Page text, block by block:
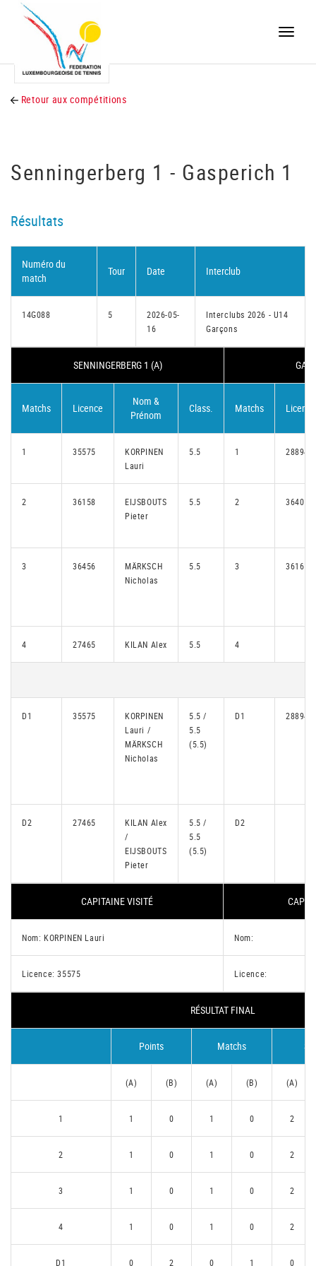
Toggle
Retour aux compétitions
Senningerberg 1 - Gasperich 1
Résultats
Numéro du
match
Tour Date Interclub
14G088 5
2026-05-
16
Interclubs 2026 - U14
Garçons
SENNINGERBERG 1 (A)
Matchs Licence
Nom &
Prénom
Class. Matchs Licence
1 35575
KORPINEN
Lauri
5.5 1 28894
2 36158
EIJSBOUTS
Pieter
5.5 2 36401
3 36456
MÄRKSCH
Nicholas
5.5 3 36161
4 27465 KILAN Alex 5.5 4
D1 35575
KORPINEN
Lauri /
MÄRKSCH
Nicholas
5.5 /
5.5
(5.5)
D1 28894
D2 27465
KILAN Alex
/
EIJSBOUTS
Pieter
5.5 /
5.5
(5.5)
D2
CAPITAINE VISITÉ
Nom: KORPINEN Lauri Nom:
Licence: 35575 Licence:
RÉSULTAT FINAL
Points Matchs
(A) (B) (A) (B) (A)
1 1 0 1 0 2
2 1 0 1 0 2
3 1 0 1 0 2
4 1 0 1 0 2
D1 0 2 0 1 0